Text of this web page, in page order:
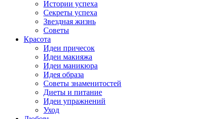
Истории успеха
Секреты успеха
Звездная жизнь
Советы
Красота
Идеи причесок
Идеи макияжа
Идеи маникюра
Идея образа
Советы знаменитостей
Диеты и питание
Идеи упражнений
Уход